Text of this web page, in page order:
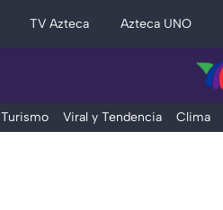
TV Azteca Azteca UNO
Turismo Viral y Tendencia Clima